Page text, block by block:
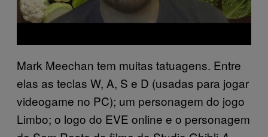
Mark Meechan tem muitas tatuagens. Entre
elas as teclas W, A, S e D (usadas para jogar
videogame no PC); um personagem do jogo
Limbo; o logo do EVE online e o personagem